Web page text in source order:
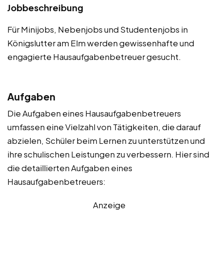
Jobbeschreibung
Für Minijobs, Nebenjobs und Studentenjobs in
Königslutter am Elm werden gewissenhafte und
engagierte Hausaufgabenbetreuer gesucht.
Aufgaben
Die Aufgaben eines Hausaufgabenbetreuers
umfassen eine Vielzahl von Tätigkeiten, die darauf
abzielen, Schüler beim Lernen zu unterstützen und
ihre schulischen Leistungen zu verbessern. Hier sind
die detaillierten Aufgaben eines
Hausaufgabenbetreuers:
Anzeige